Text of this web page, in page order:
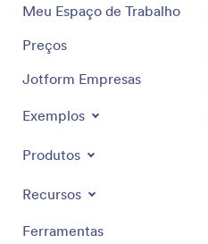
Meu Espaço de Trabalho
Preços
Jotform Empresas
Exemplos
Produtos
Recursos
Ferramentas